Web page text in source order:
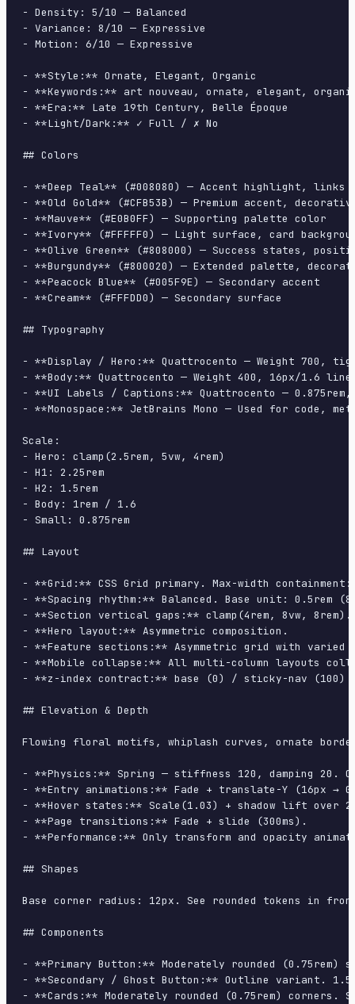
- Density: 5/10 — Balanced
- Variance: 8/10 — Expressive
- Motion: 6/10 — Expressive
- **Style:** Ornate, Elegant, Organic
- **Keywords:** art nouveau, ornate, elegant,
- **Era:** Late 19th Century, Belle Époque
- **Light/Dark:** ✓ Full / ✗ No
## Colors
- **Deep Teal** (#008080) — Accent highlight, links
- **Old Gold** (#CFB53B) — Premium accent,
- **Mauve** (#E0B0FF) — Supporting palette color
- **Ivory** (#FFFFF0) — Light surface, card
- **Olive Green** (#808000) — Success states,
- **Burgundy** (#800020) — Extended palette,
- **Peacock Blue** (#005F9E) — Secondary accent
- **Cream** (#FFFDD0) — Secondary surface
## Typography
- **Display / Hero:** Quattrocento — Weight 700,
- **Body:** Quattrocento — Weight 400, 16px/1.6
- **UI Labels / Captions:** Quattrocento —
- **Monospace:** JetBrains Mono — Used for code,
Scale:
- Hero: clamp(2.5rem, 5vw, 4rem)
- H1: 2.25rem
- H2: 1.5rem
- Body: 1rem / 1.6
- Small: 0.875rem
## Layout
- **Grid:** CSS Grid primary. Max-width
- **Spacing rhythm:** Balanced. Base unit: 0.5rem
- **Section vertical gaps:** clamp(4rem, 8vw, 8rem).
- **Hero layout:** Asymmetric composition.
- **Feature sections:** Asymmetric grid with varied
- **Mobile collapse:** All multi-column layouts
- **z-index contract:** base (0) / sticky-nav
## Elevation & Depth
Flowing floral motifs, whiplash curves, ornate
- **Physics:** Spring — stiffness 120, damping 20.
- **Entry animations:** Fade + translate-Y (16px →
- **Hover states:** Scale(1.03) + shadow lift over
- **Page transitions:** Fade + slide (300ms).
- **Performance:** Only transform and opacity
## Shapes
Base corner radius: 12px. See rounded tokens in
## Components
- **Primary Button:** Moderately rounded
- **Secondary / Ghost Button:** Outline variant.
- **Cards:** Moderately rounded (0.75rem) corners.